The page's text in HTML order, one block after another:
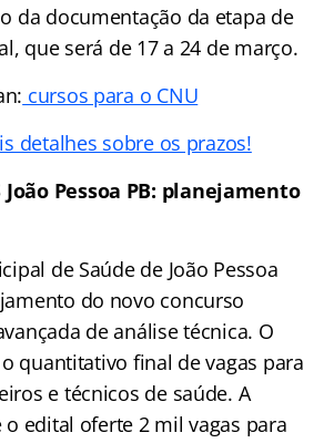
da documentação da etapa de
que será de 17 a 24 de março.
cursos para o CNU
detalhes sobre os prazos!
João Pessoa PB: planejamento
de Saúde de João Pessoa
do novo concurso
de análise técnica. O
quantitativo final de vagas para
e técnicos de saúde. A
o edital oferte 2 mil vagas para